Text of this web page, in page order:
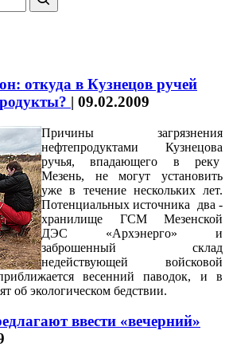
откуда в Кузнецов ручей
| 09.02.2009
Причины загрязнения
нефтепродуктами Кузнецова
ручья, впадающего в реку
Мезень, не могут установить
уже в течение нескольких лет.
Потенциальных источника два -
хранилище ГСМ Мезенской
ДЭС «Архэнерго» и
заброшенный склад
недействующей войсковой
весенний паводок, и в
об экологическом бедствии.
ввести «вечерний»